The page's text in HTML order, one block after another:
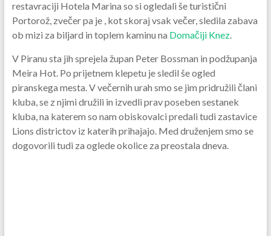
restavraciji Hotela Marina so si ogledali še turistični
Portorož, zvečer pa je , kot skoraj vsak večer, sledila zabava
ob mizi za biljard in toplem kaminu na Domačiji Knez.
V Piranu sta jih sprejela župan Peter Bossman in podžupanja
Meira Hot. Po prijetnem klepetu je sledil še ogled
piranskega mesta. V večernih urah smo se jim pridružili člani
kluba, se z njimi družili in izvedli prav poseben sestanek
kluba, na katerem so nam obiskovalci predali tudi zastavice
Lions districtov iz katerih prihajajo. Med druženjem smo se
dogovorili tudi za oglede okolice za preostala dneva.